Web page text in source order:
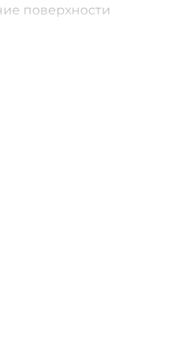
поверхности